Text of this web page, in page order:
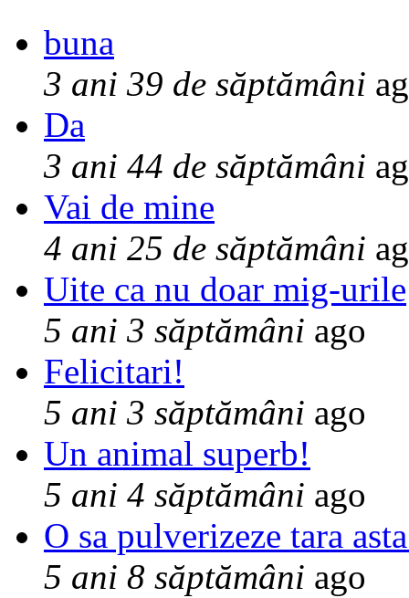
buna
3 ani 39 de săptămâni
Da
3 ani 44 de săptămâni
Vai de mine
4 ani 25 de săptămâni
Uite ca nu doar mig-urile
5 ani 3 săptămâni ago
Felicitari!
5 ani 3 săptămâni ago
Un animal superb!
5 ani 4 săptămâni ago
O sa pulverizeze tara
5 ani 8 săptămâni ago